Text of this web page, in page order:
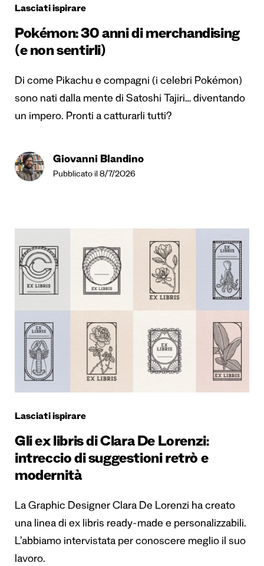
Lasciati ispirare
Pokémon: 30 anni di merchandising
(e non sentirli)
Di come Pikachu e compagni (i celebri Pokémon)
sono nati dalla mente di Satoshi Tajiri… diventando
un impero. Pronti a catturarli tutti?
Giovanni Blandino
Pubblicato il 8/7/2026
Lasciati ispirare
Gli ex libris di Clara De Lorenzi:
intreccio di suggestioni retrò e
modernità
La Graphic Designer Clara De Lorenzi ha creato
una linea di ex libris ready-made e personalizzabili.
L’abbiamo intervistata per conoscere meglio il suo
lavoro.